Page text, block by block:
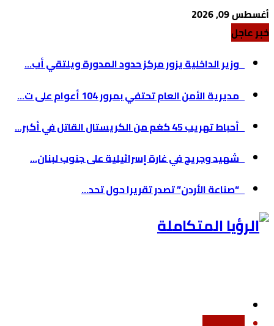
أغسطس 09, 2026
خبر عاجل
وزير الداخلية يزور مركز حدود المدورة ويلتقي أب...
مديرية الأمن العام تحتفي بمرور 104 أعوام على ت...
أحباط تهريب 45 كغم من الكريستال القاتل في أكبر...
شهيد وجريح في غارة إسرائيلية على جنوب لبنان...
“صناعة الأردن” تصدر تقريرا حول تحد...